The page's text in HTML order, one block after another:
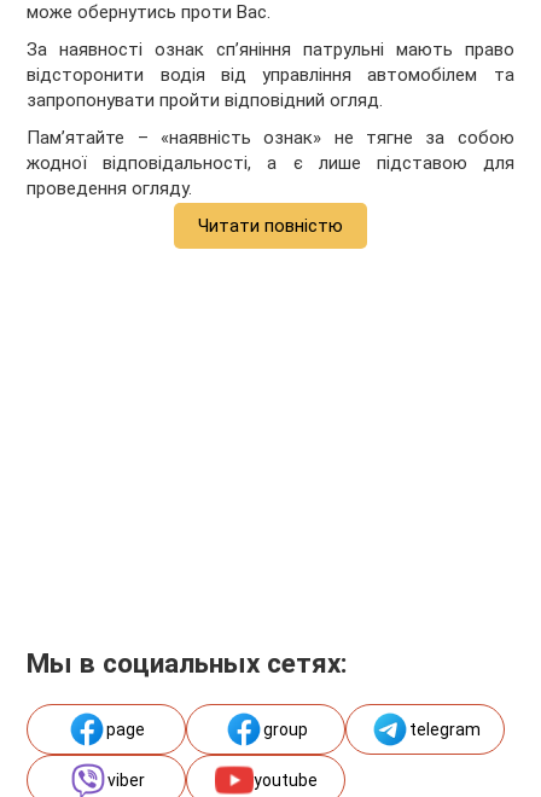
може обернутись проти Вас.
За наявності ознак сп’яніння патрульні мають право
відсторонити водія від управління автомобілем та
запропонувати пройти відповідний огляд.
Пам’ятайте – «наявність ознак» не тягне за собою
жодної відповідальності, а є лише підставою для
проведення огляду.
Читати повністю
Мы в социальных сетях:
page group telegram
viber youtube